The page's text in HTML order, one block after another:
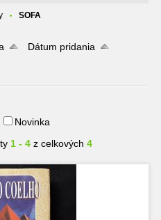
SOFA
Dátum pridania
Novinka
1 - 4 z celkových 4